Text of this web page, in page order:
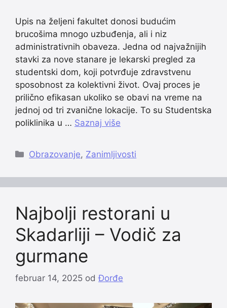
Upis na željeni fakultet donosi budućim
brucošima mnogo uzbuđenja, ali i niz
administrativnih obaveza. Jedna od najvažnijih
stavki za nove stanare je lekarski pregled za
studentski dom, koji potvrđuje zdravstvenu
sposobnost za kolektivni život. Ovaj proces je
prilično efikasan ukoliko se obavi na vreme na
jednoj od tri zvanične lokacije. To su Studentska
poliklinika u … Saznaj više
Categories
Obrazovanje, Zanimljivosti
Najbolji restorani u
Skadarliji – Vodič za
gurmane
februar 14, 2025 odĐorđe